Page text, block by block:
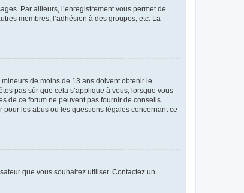
Par ailleurs, l’enregistrement vous permet de
membres, l’adhésion à des groupes, etc. La
de moins de 13 ans doivent obtenir le
pas sûr que cela s’applique à vous, lorsque vous
de ce forum ne peuvent pas fournir de conseils
les abus ou les questions légales concernant ce
que vous souhaitez utiliser. Contactez un